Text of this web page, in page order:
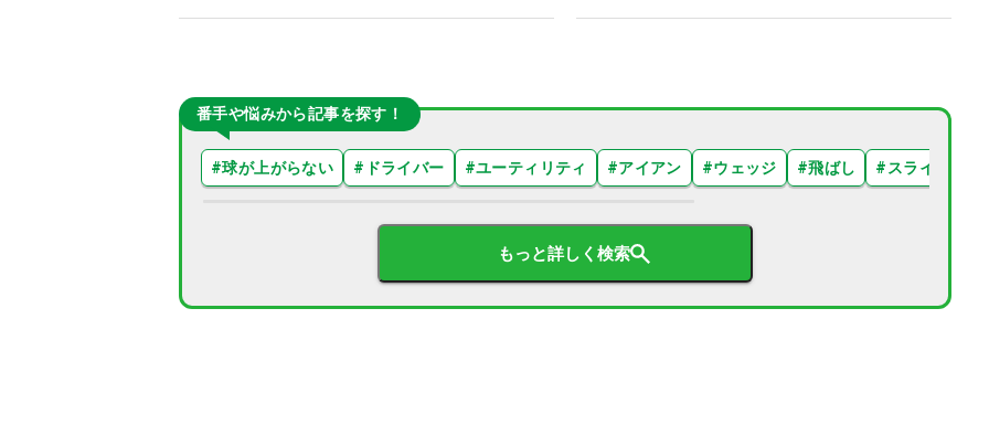
番手や悩みから記事を探す！
#球が上がらない # ドライバー #ユーティリティ #アイアン #ウェッジ #飛ばし # スライス
もっと詳しく検索